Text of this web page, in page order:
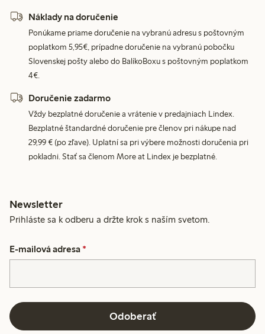
Náklady na doručenie
Ponúkame priame doručenie na vybranú adresu s poštovným
poplatkom 5,95€, prípadne doručenie na vybranú pobočku
Slovenskej pošty alebo do BalíkoBoxu s poštovným poplatkom
4€.
Doručenie zadarmo
Vždy bezplatné doručenie a vrátenie v predajniach Lindex.
Bezplatné štandardné doručenie pre členov pri nákupe nad
29,99 € (po zľave). Uplatní sa pri výbere možnosti doručenia pri
pokladni. Stať sa členom More at Lindex je bezplatné.
Newsletter
Prihláste sa k odberu a držte krok s naším svetom.
E-mailová adresa *
Odoberať